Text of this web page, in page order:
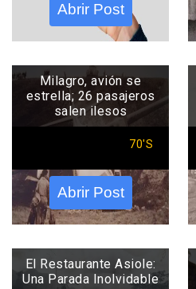
Abrir Post
Milagro, avión se
estrella; 26 pasajeros
salen ilesos
70'S
Abrir Post
El Restaurante Asiole:
Una Parada Inolvidable